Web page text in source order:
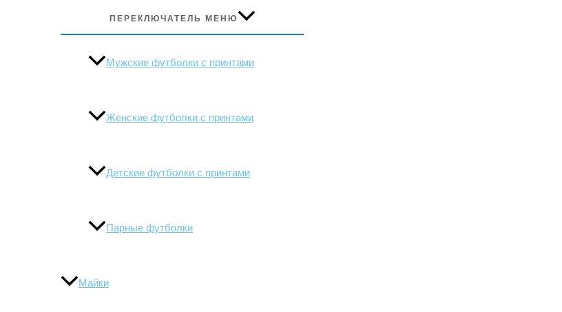
ПЕРЕКЛЮЧАТЕЛЬ МЕНЮ
Мужские футболки с принтами
Женские футболки с принтами
Детские футболки с принтами
Парные футболки
Майки